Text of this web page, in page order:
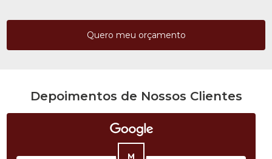
Quero meu orçamento
Depoimentos de Nossos Clientes